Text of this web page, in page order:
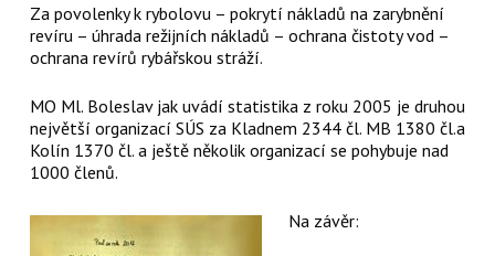
Za povolenky k rybolovu – pokrytí nákladů na zarybnění
revíru – úhrada režijních nákladů – ochrana čistoty vod –
ochrana revírů rybářskou stráží.
MO Ml. Boleslav jak uvádí statistika z roku 2005 je druhou
největší organizací SÚS za Kladnem 2344 čl. MB 1380 čl.a
Kolín 1370 čl. a ještě několik organizací se pohybuje nad
1000 členů.
Na závěr: